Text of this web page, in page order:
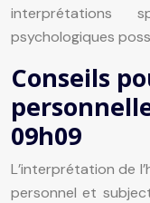
interprétations
psychologiques
Conseils
09h09
L’interprétation de
personnel et